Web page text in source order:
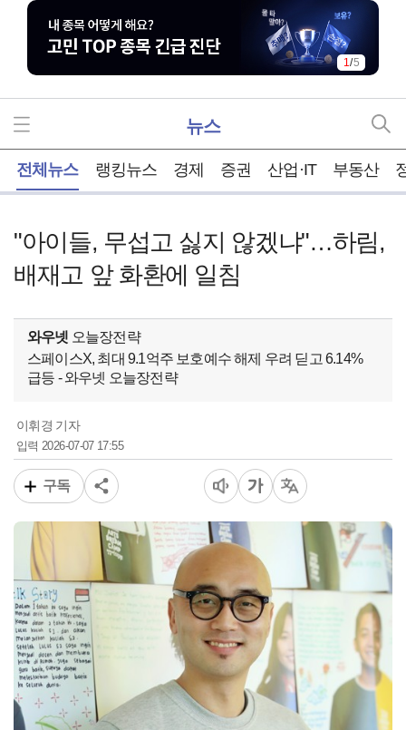
1/5
뉴스
전체뉴스 랭킹뉴스 경제 증권 산업·IT 부동산
"아이들, 무섭고 싫지 않겠냐"…하림,
배재고 앞 화환에 일침
와우넷 오늘장전략
스페이스X, 최대 9.1억주 보호예수 해제 우려 딛고 6.14%
급등 - 와우넷 오늘장전략
이휘경 기자
입력2026-07-07 17:55
구독